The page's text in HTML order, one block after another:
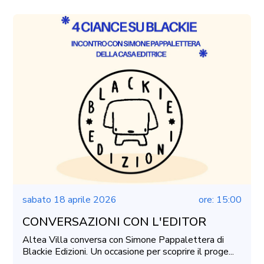
sabato 18 aprile 2026 ore: 15:00
CONVERSAZIONI CON L'EDITOR
Altea Villa conversa con Simone Pappalettera di
Blackie Edizioni. Un occasione per scoprire il proge...